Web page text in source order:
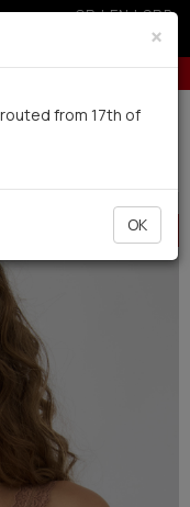
GR|EN|SRB
free installments with credit
via UPS
HOT
OFFER
×
from 17th of
OK